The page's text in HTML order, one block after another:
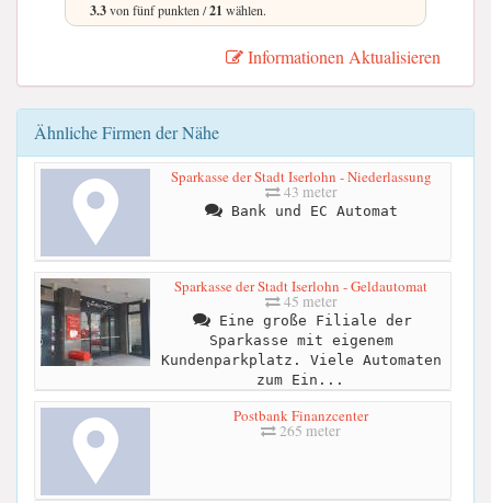
3.3von fünf punkten /21 wählen.
Informationen Aktualisieren
Ähnliche Firmen der Nähe
Sparkasse der Stadt Iserlohn - Niederlassung
43 meter
Bank und EC Automat
Sparkasse der Stadt Iserlohn - Geldautomat
45 meter
Eine große Filiale der
Sparkasse mit eigenem
Kundenparkplatz. Viele Automaten
zum Ein...
Postbank Finanzcenter
265 meter